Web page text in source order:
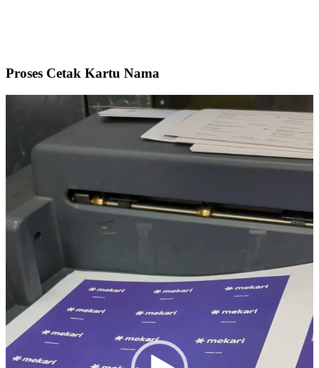
Proses Cetak Kartu Nama